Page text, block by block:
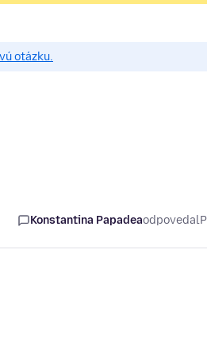
otázku.
Konstantina Papadeaodpovedal